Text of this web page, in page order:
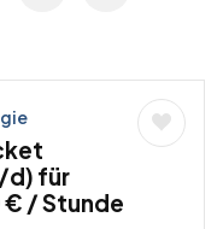
d) für
€ / Stunde